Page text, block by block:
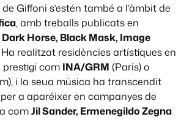
Giffoni s’estén també a l’àmbit de
, amb treballs publicats en
Dark Horse, Black Mask, Image
Ha realitzat residències artístiques en
com INA/GRM (París) o
i la seua música ha transcendit
a aparéixer en campanyes de
comJil Sander, Ermenegildo Zegna